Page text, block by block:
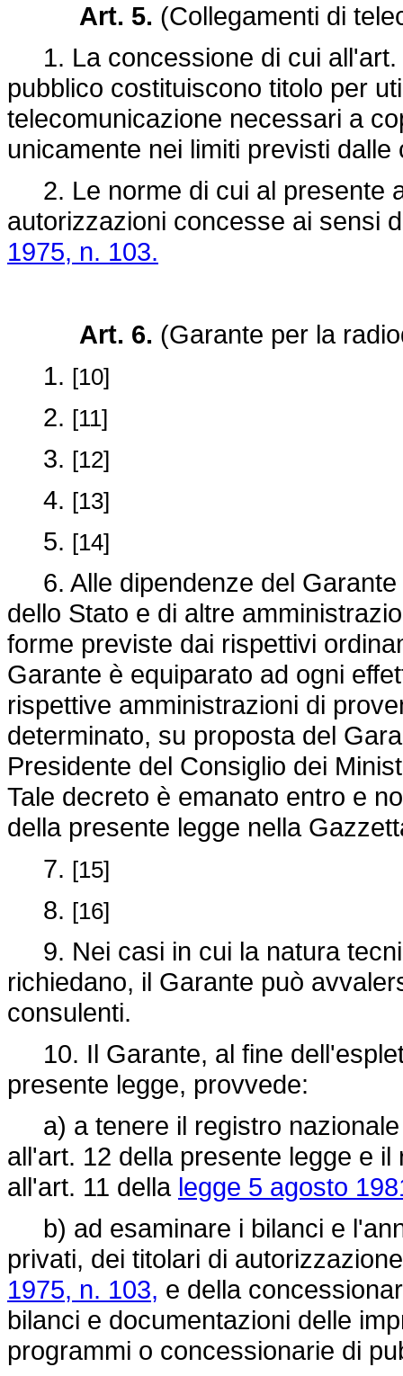
Art. 5. (Collegamenti di
1. La concessione di cui all'art.
pubblico costituiscono titolo per
telecomunicazione necessari a
unicamente nei limiti previsti dalle
2. Le norme di cui al presente
autorizzazioni concesse ai sensi
1975, n. 103.
Art. 6. (Garante per la
1. [10]
2. [11]
3. [12]
4. [13]
5. [14]
6. Alle dipendenze del Garante
dello Stato e di altre
forme previste dai rispettivi
Garante è equiparato ad ogni
rispettive amministrazioni di
determinato, su proposta del
Presidente del Consiglio dei
Tale decreto è emanato entro e
della presente legge nella
7. [15]
8. [16]
9. Nei casi in cui la natura
richiedano, il Garante può
consulenti.
10. Il Garante, al fine
presente legge, provvede:
a) a tenere il registro nazionale
all'art. 12 della presente legge e
all'art. 11 della legge 5 agosto
b) ad esaminare i bilanci e
privati, dei titolari di
1975, n. 103, e della
bilanci e documentazioni delle
programmi o concessionarie di